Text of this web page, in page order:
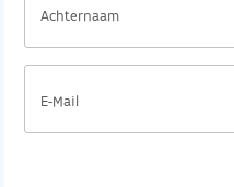
Achternaam
E-Mail